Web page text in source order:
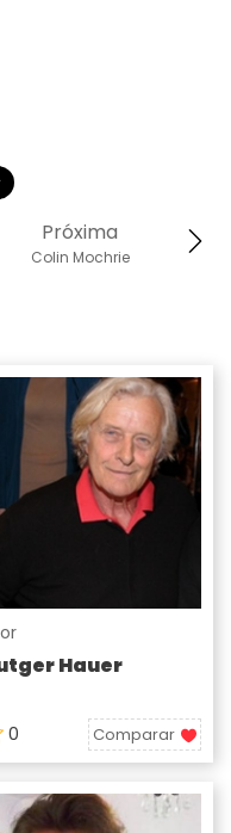
Próxima
Colin Mochrie
Hauer
0 Comparar